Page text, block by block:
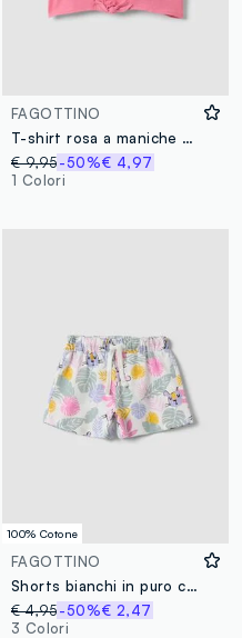
FAGOTTINO
T-shirt rosa a maniche corte in cotone elasticizzato con stampa floreale per bimba regular fit
€ 9,95-50%€ 4,97
1 Colori
100% Cotone
FAGOTTINO
Shorts bianchi in puro cotone organico con fantasia floreale per bimba
€ 4,95-50%€ 2,47
3 Colori